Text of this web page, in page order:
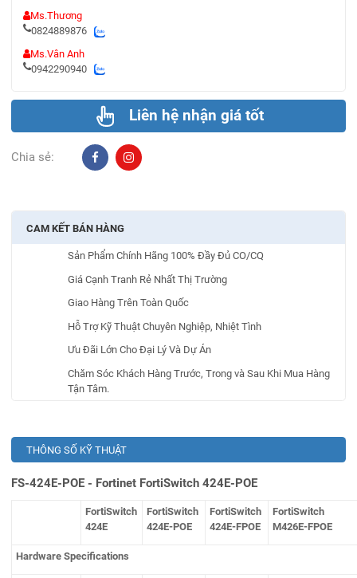
Ms.Thương
0824889876
Ms.Vân Anh
0942290940
Liên hệ nhận giá tốt
Chia sẻ:
CAM KẾT BÁN HÀNG
Sản Phẩm Chính Hãng 100% Đầy Đủ CO/CQ
Giá Cạnh Tranh Rẻ Nhất Thị Trường
Giao Hàng Trên Toàn Quốc
Hỗ Trợ Kỹ Thuật Chuyên Nghiệp, Nhiệt Tình
Ưu Đãi Lớn Cho Đại Lý Và Dự Án
Chăm Sóc Khách Hàng Trước, Trong và Sau Khi Mua Hàng
Tận Tâm.
THÔNG SỐ KỸ THUẬT
FS-424E-POE - Fortinet FortiSwitch 424E-POE
FortiSwitch
424E
FortiSwitch
424E-POE
FortiSwitch
424E-FPOE
FortiSwitch
M426E-FPOE
Hardware Specifications